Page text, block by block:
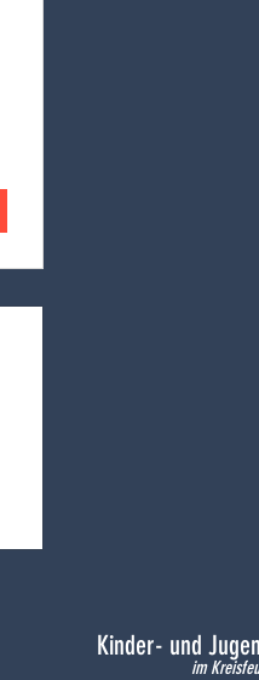
Kinder- und
im